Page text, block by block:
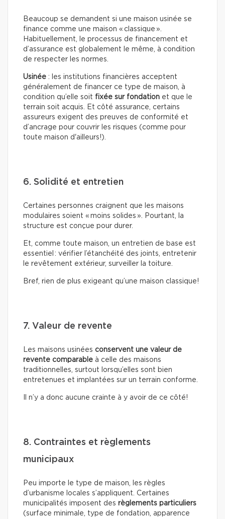
Beaucoup se demandent si une maison usinée se
finance comme une maison « classique ».
Habituellement, le processus de financement et
d’assurance est globalement le même, à condition
de respecter les normes.
Usinée : les institutions financières acceptent
généralement de financer ce type de maison, à
condition qu’elle soit fixée sur fondation et que le
terrain soit acquis. Et côté assurance, certains
assureurs exigent des preuves de conformité et
d’ancrage pour couvrir les risques (comme pour
toute maison d'ailleurs!).
6. Solidité et entretien
Certaines personnes craignent que les maisons
modulaires soient « moins solides ». Pourtant, la
structure est conçue pour durer.
Et, comme toute maison, un entretien de base est
essentiel : vérifier l’étanchéité des joints, entretenir
le revêtement extérieur, surveiller la toiture.
Bref, rien de plus exigeant qu’une maison classique!
7. Valeur de revente
Les maisons usinées conservent une valeur de
revente comparable à celle des maisons
traditionnelles, surtout lorsqu’elles sont bien
entretenues et implantées sur un terrain conforme.
Il n’y a donc aucune crainte à y avoir de ce côté!
8. Contraintes et règlements
municipaux
Peu importe le type de maison, les règles
d’urbanisme locales s’appliquent. Certaines
municipalités imposent des règlements particuliers
(surface minimale, type de fondation, apparence